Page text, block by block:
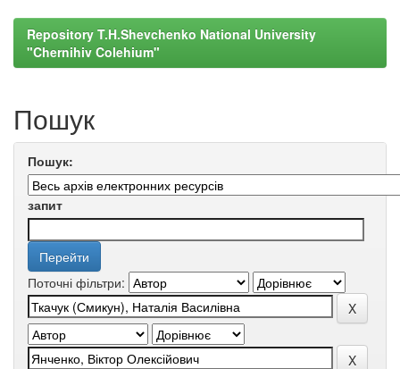
Repository T.H.Shevchenko National University
"Chernihiv Colehium"
Пошук
Пошук:
запит
Поточні фільтри: